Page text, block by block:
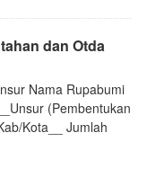
dan Otda
Nama Rupabumi
(Pembentukan
Kota__ Jumlah